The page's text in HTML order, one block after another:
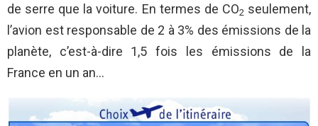
de serre que la voiture. En termes de CO2 seulement,
l’avion est responsable de 2 à 3% des émissions de la
planète, c’est-à-dire 1,5 fois les émissions de la
France en un an…